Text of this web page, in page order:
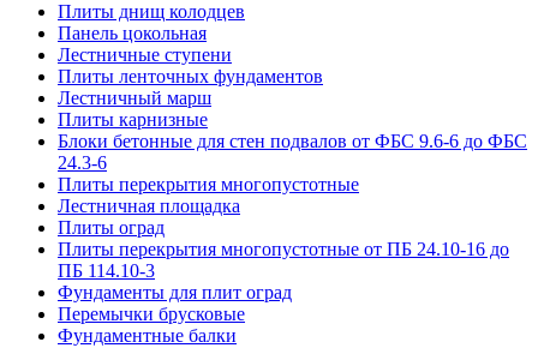
Плиты днищ колодцев
Панель цокольная
Лестничные ступени
Плиты ленточных фундаментов
Лестничный марш
Плиты карнизные
Блоки бетонные для стен подвалов от ФБС 9.6-6 до ФБС
24.3-6
Плиты перекрытия многопустотные
Лестничная площадка
Плиты оград
Плиты перекрытия многопустотные от ПБ 24.10-16 до
ПБ 114.10-3
Фундаменты для плит оград
Перемычки брусковые
Фундаментные балки